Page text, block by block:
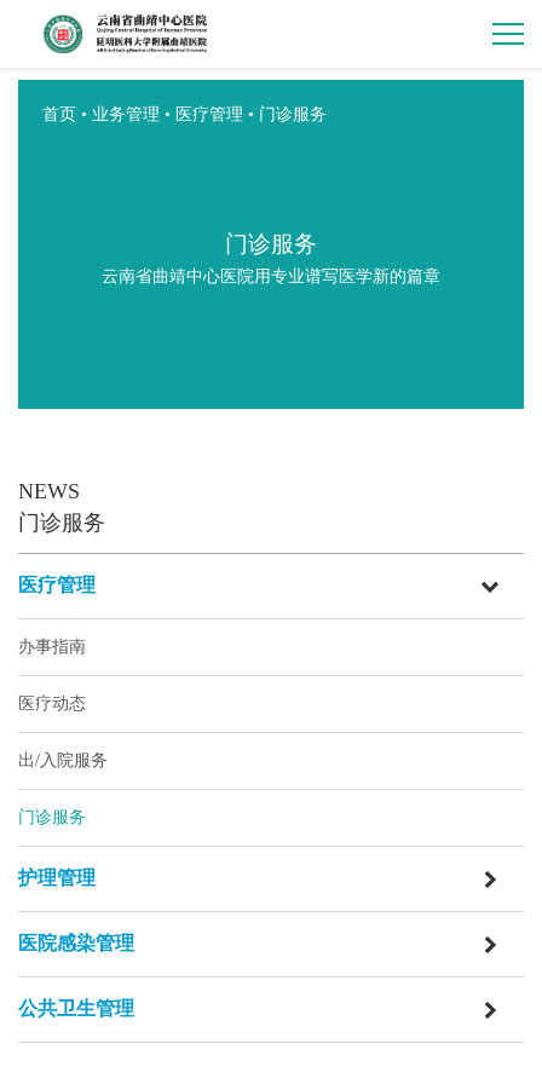
首页 • 业务管理 • 医疗管理 • 门诊服务
门诊服务
云南省曲靖中心医院用专业谱写医学新的篇章
NEWS
门诊服务
医疗管理
办事指南
医疗动态
出/入院服务
门诊服务
护理管理
医院感染管理
公共卫生管理